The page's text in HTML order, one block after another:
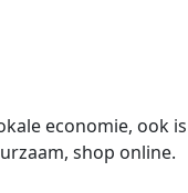
economie, ook
shop online.